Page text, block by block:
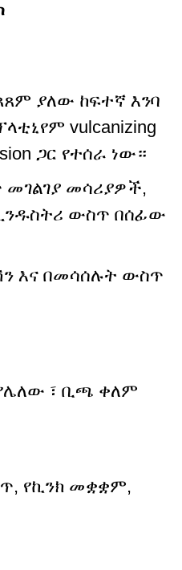
ያለው ከፍተኛ እንባ
vulcanizing
ጋር የተሰራ ነው።
መሳሪያዎች,
ውስጥ በሰፊው
እና በመሳሰሉት ውስጥ
፣ ቢጫ ቀለም
የኪንክ መቋቋም,